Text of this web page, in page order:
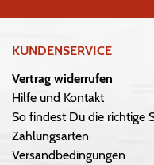
KUNDENSERVICE
Vertrag widerrufen
Hilfe und Kontakt
So findest Du die richtige
Zahlungsarten
Versandbedingungen